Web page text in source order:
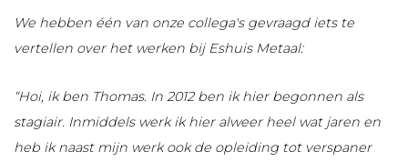
We hebben één van onze collega's gevraagd iets te
vertellen over het werken bij Eshuis Metaal:
“Hoi, ik ben Thomas. In 2012 ben ik hier begonnen als
stagiair. Inmiddels werk ik hier alweer heel wat jaren en
heb ik naast mijn werk ook de opleiding tot verspaner